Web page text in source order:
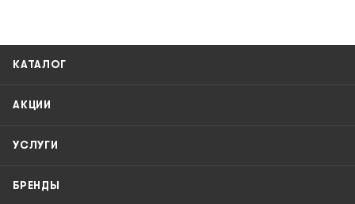
КАТАЛОГ
АКЦИИ
УСЛУГИ
БРЕНДЫ